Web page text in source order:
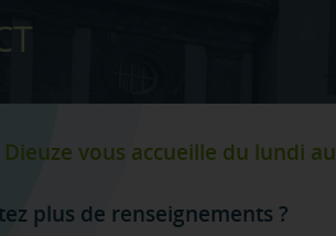
vous accueille du lundi
plus de renseignements ?